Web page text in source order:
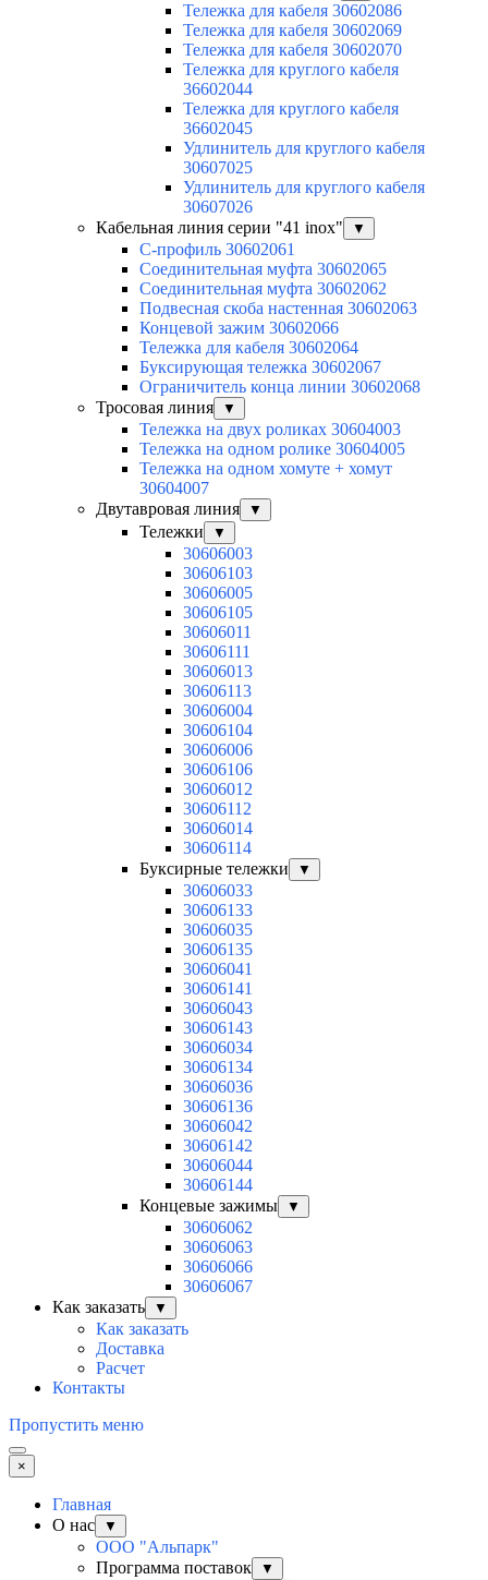
Тележка для кабеля 30602086
Тележка для кабеля 30602069
Тележка для кабеля 30602070
Тележка для круглого кабеля
36602044
Тележка для круглого кабеля
36602045
Удлинитель для круглого кабеля
30607025
Удлинитель для круглого кабеля
30607026
Кабельная линия серии "41 inox"
▼
C-профиль 30602061
Соединительная муфта 30602065
Соединительная муфта 30602062
Подвесная скоба настенная 30602063
Концевой зажим 30602066
Тележка для кабеля 30602064
Буксирующая тележка 30602067
Ограничитель конца линии 30602068
Тросовая линия
▼
Тележка на двух роликах 30604003
Тележка на одном ролике 30604005
Тележка на одном хомуте + хомут
30604007
Двутавровая линия
▼
Тележки ▼
30606003
30606103
30606005
30606105
30606011
30606111
30606013
30606113
30606004
30606104
30606006
30606106
30606012
30606112
30606014
30606114
Буксирные тележки
▼
30606033
30606133
30606035
30606135
30606041
30606141
30606043
30606143
30606034
30606134
30606036
30606136
30606042
30606142
30606044
30606144
Концевые зажимы
▼
30606062
30606063
30606066
30606067
Как заказать
▼
Как заказать
Доставка
Расчет
Контакты
Пропустить меню
×
Главная
О нас
▼
ООО "Альпарк"
Программа поставок
▼